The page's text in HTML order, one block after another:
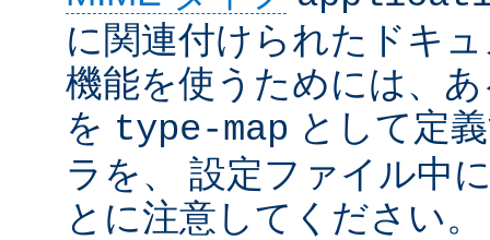
に関連付けられたドキ
機能を使うためには、
を type-map として定
ラを、 設定ファイル中
とに注意してください